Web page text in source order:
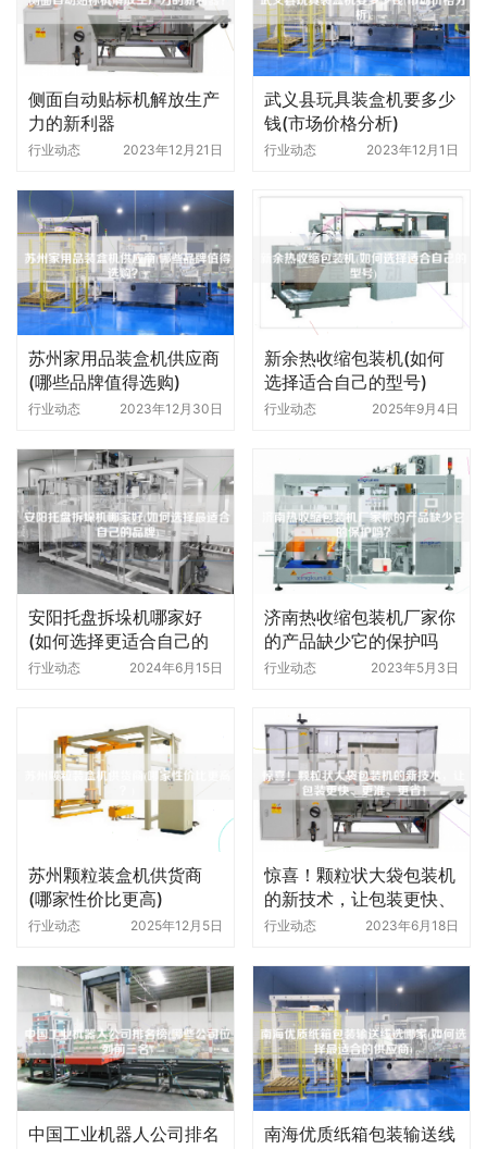
侧面自动贴标机解放生产
力的新利器
行业动态 2023年12月21日
武义县玩具装盒机要多少
钱(市场价格分析)
行业动态 2023年12月1日
苏州家用品装盒机供应商
(哪些品牌值得选购)
行业动态 2023年12月30日
新余热收缩包装机(如何
选择适合自己的型号)
行业动态 2025年9月4日
安阳托盘拆垛机哪家好
(如何选择更适合自己的
品牌)
行业动态 2024年6月15日
济南热收缩包装机厂家你
的产品缺少它的保护吗
行业动态 2023年5月3日
苏州颗粒装盒机供货商
(哪家性价比更高)
行业动态 2025年12月5日
惊喜！颗粒状大袋包装机
的新技术，让包装更快、
更准、更省！
行业动态 2023年6月18日
中国工业机器人公司排名
南海优质纸箱包装输送线